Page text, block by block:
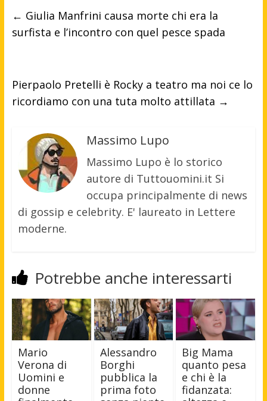
← Giulia Manfrini causa morte chi era la
surfista e l’incontro con quel pesce spada
Pierpaolo Pretelli è Rocky a teatro ma noi ce lo
ricordiamo con una tuta molto attillata →
Massimo Lupo
Massimo Lupo è lo storico
autore di Tuttouomini.it Si
occupa principalmente di news
di gossip e celebrity. E' laureato in Lettere
moderne.
Potrebbe anche interessarti
Mario
Verona di
Uomini e
donne
Alessandro
Borghi
pubblica la
prima foto
Big Mama
quanto pesa
e chi è la
fidanzata: